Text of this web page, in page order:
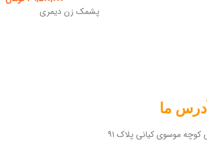
پشمک زن دیمری
آدرس ما